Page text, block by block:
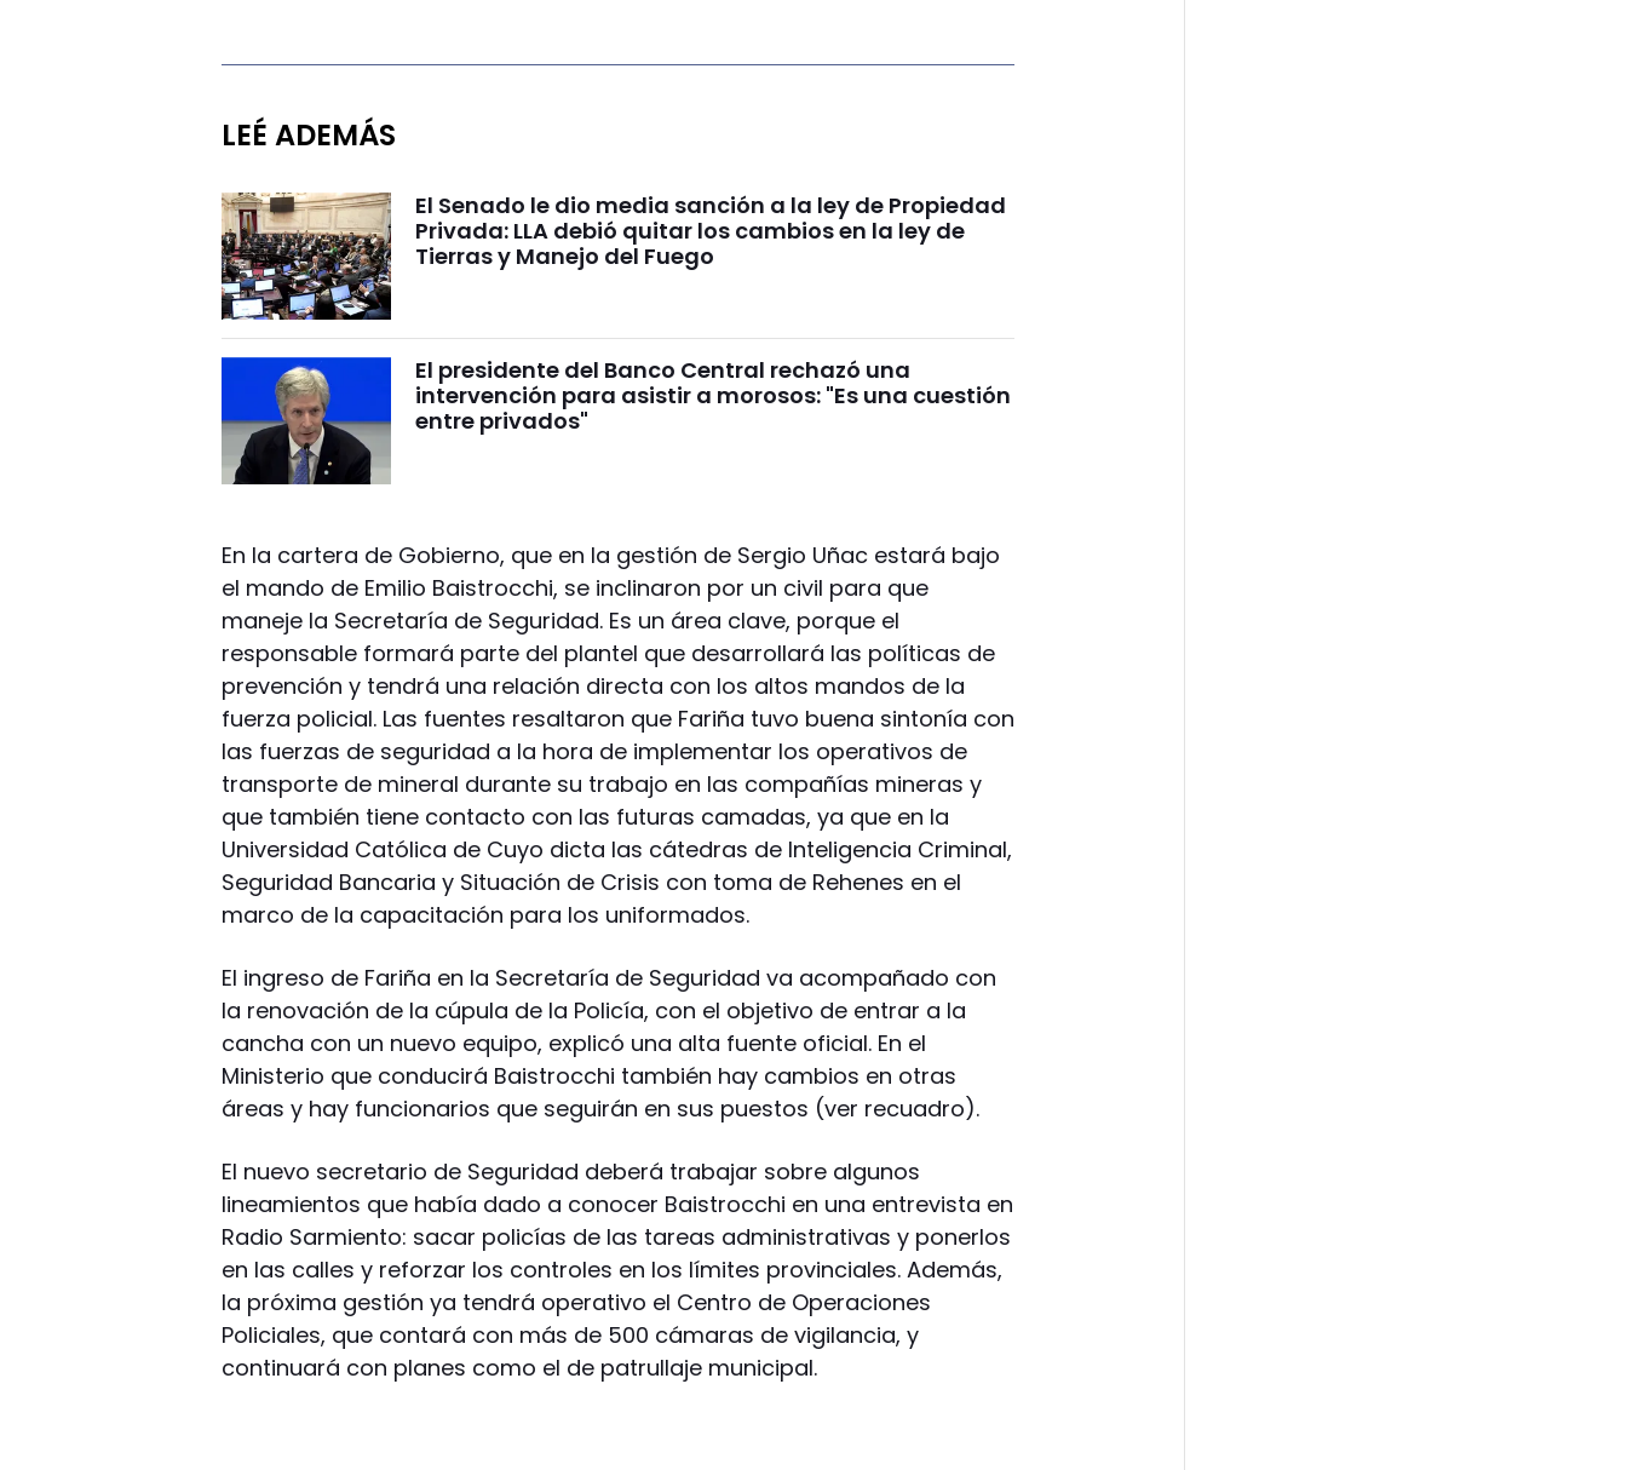
LEÉ ADEMÁS
El Senado le dio media sanción a la ley de Propiedad
Privada: LLA debió quitar los cambios en la ley de
Tierras y Manejo del Fuego
El presidente del Banco Central rechazó una
intervención para asistir a morosos: "Es una cuestión
entre privados"
En la cartera de Gobierno, que en la gestión de Sergio Uñac estará bajo
el mando de Emilio Baistrocchi, se inclinaron por un civil para que
maneje la Secretaría de Seguridad. Es un área clave, porque el
responsable formará parte del plantel que desarrollará las políticas de
prevención y tendrá una relación directa con los altos mandos de la
fuerza policial. Las fuentes resaltaron que Fariña tuvo buena sintonía con
las fuerzas de seguridad a la hora de implementar los operativos de
transporte de mineral durante su trabajo en las compañías mineras y
que también tiene contacto con las futuras camadas, ya que en la
Universidad Católica de Cuyo dicta las cátedras de Inteligencia Criminal,
Seguridad Bancaria y Situación de Crisis con toma de Rehenes en el
marco de la capacitación para los uniformados.
El ingreso de Fariña en la Secretaría de Seguridad va acompañado con
la renovación de la cúpula de la Policía, con el objetivo de entrar a la
cancha con un nuevo equipo, explicó una alta fuente oficial. En el
Ministerio que conducirá Baistrocchi también hay cambios en otras
áreas y hay funcionarios que seguirán en sus puestos (ver recuadro).
El nuevo secretario de Seguridad deberá trabajar sobre algunos
lineamientos que había dado a conocer Baistrocchi en una entrevista en
Radio Sarmiento: sacar policías de las tareas administrativas y ponerlos
en las calles y reforzar los controles en los límites provinciales. Además,
la próxima gestión ya tendrá operativo el Centro de Operaciones
Policiales, que contará con más de 500 cámaras de vigilancia, y
continuará con planes como el de patrullaje municipal.